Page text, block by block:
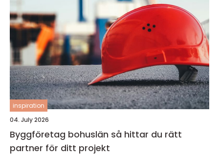
inspiration
04. July 2026
Byggföretag bohuslän så hittar du rätt
partner för ditt projekt